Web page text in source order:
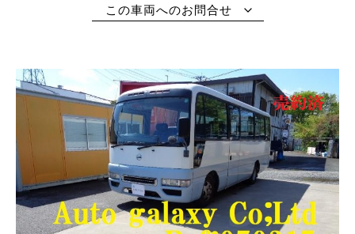
この車両へのお問合せ